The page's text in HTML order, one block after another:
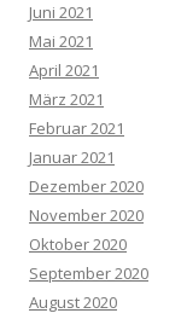
Juni 2021
Mai 2021
April 2021
März 2021
Februar 2021
Januar 2021
Dezember 2020
November 2020
Oktober 2020
September 2020
August 2020